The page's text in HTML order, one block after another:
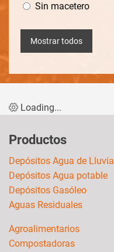
Sin macetero
Loading...
Productos
Depósitos Agua de Lluvia
Depósitos Agua potable
Depósitos Gasóleo
Aguas Residuales
Agroalimentarios
Compostadoras